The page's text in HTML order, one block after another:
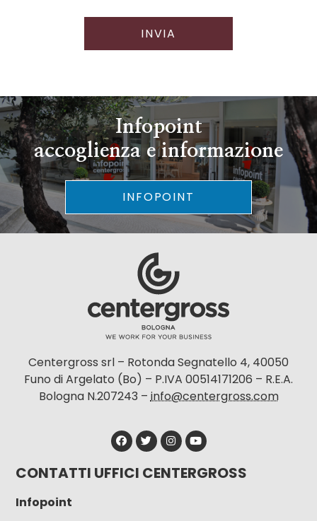
INVIA
Infopoint
accoglienza e informazione
INFOPOINT
Centergross srl – Rotonda Segnatello 4, 40050
Funo di Argelato (Bo) – P.IVA 00514171206 – R.E.A.
Bologna N.207243 –info@centergross.com
CONTATTI UFFICI CENTERGROSS
Infopoint